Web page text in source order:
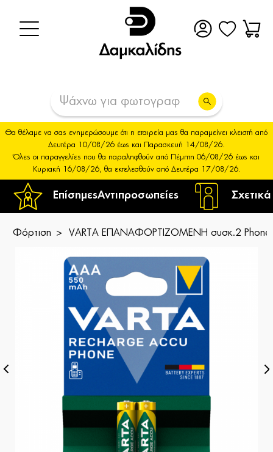
ΕπίσημεςΑντιπροσωπείες
Θα θέλαμε να σας ενημερώσουμε ότι η εταιρεία μας θα παραμείνει κλειστή από
Δευτέρα 10/08/26 έως και Παρασκευή 14/08/26.
Όλες οι παραγγελίες που θα παραληφθούν από Πέμπτη 06/08/26 έως και
Κυριακή 16/08/26, θα εκτελεσθούν από Δευτέρα 17/08/26.
Φόρτιση VARTA ΕΠΑΝΑΦΟΡΤΙΖΟΜΕΝΗ συσκ.2 Phone